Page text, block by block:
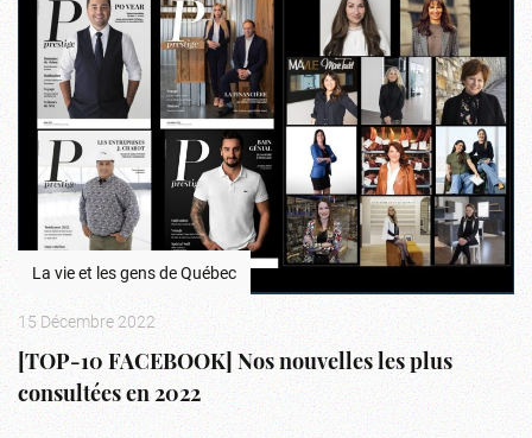
La vie et les gens de Québec
15 Décembre 2022
[TOP-10 FACEBOOK] Nos nouvelles les plus
consultées en 2022